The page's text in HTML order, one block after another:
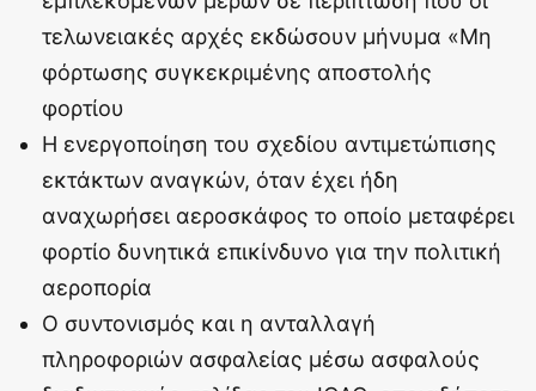
τελωνειακές αρχές εκδώσουν μήνυμα «Μη
φόρτωσης συγκεκριμένης αποστολής
φορτίου
Η ενεργοποίηση του σχεδίου αντιμετώπισης
εκτάκτων αναγκών, όταν έχει ήδη
αναχωρήσει αεροσκάφος το οποίο μεταφέρει
φορτίο δυνητικά επικίνδυνο για την πολιτική
αεροπορία
Ο συντονισμός και η ανταλλαγή
πληροφοριών ασφαλείας μέσω ασφαλούς